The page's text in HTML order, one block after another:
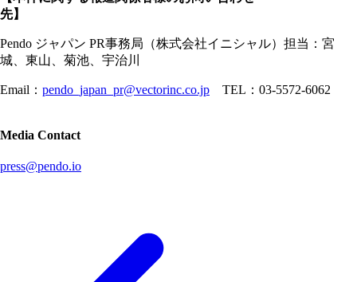
先】
Pendo ジャパン PR事務局（株式会社イニシャル）担当：宮
城、東山、菊池、宇治川
Email： pendo_japan_pr@vectorinc.co.jp TEL：03-5572-6062
Media Contact
press@pendo.io